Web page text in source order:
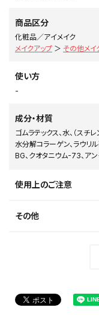
商品区分
化粧品／アイメイク
メイクアップ ＞ その他メイ
使い方
-
成分・材質
ゴムラテックス、水、（スチ
水分解コラーゲン、ラウリ
BG、クオタニウム-73、ア
使用上のご注意
その他